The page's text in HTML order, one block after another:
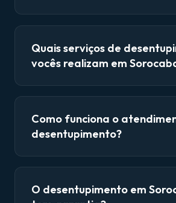
Quais serviços de
vocês realizam em
Como funciona o
desentupimento?
O desentupimento em